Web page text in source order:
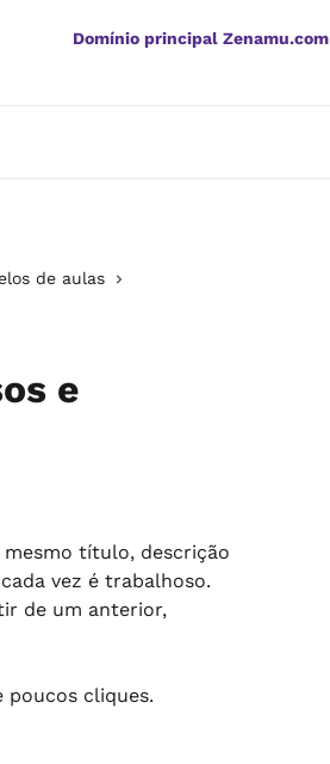
Domínio principal Zenamu.com
de aulas
e
título, descrição
vez é trabalhoso.
de um anterior,
poucos cliques.